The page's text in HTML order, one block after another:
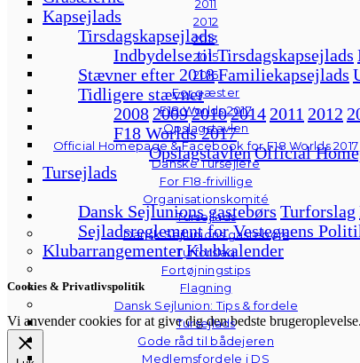
2011
2012
2013
2015
2016
For gæster
F18 Worlds 2017
Opslagstavlen
Official Homepage & Facebook for F18 Worlds 2017
Danske Tursejlere
For F18-frivillige
Organisationskomité
Tursejlads
Dansk Sejlunions gastebørs
Turforslag
Fortøjningstips
Flagning
Dansk Sejlunion: Tips & fordele
Tursejlads
Gode råd til bådejeren
Medlemsfordele i DS
Kapsejlads
Tirsdagskapsejlads
Indbydelse til Tirsdagskapsejlads
Stævner efter 2018Familiekapsejlads
Tidligere stævner
2008 200920102014 2011 2012
F18 Worlds 2017
OpslagstavlenOfficial
Tursejlads
Dansk Sejlunions gastebørs Turforslag
Sejladsreglement for Vestegnens
KlubarrangementerKlubkalender
Cookies & Privatlivspolitik
Vi anvender cookies for at give dig den bedste